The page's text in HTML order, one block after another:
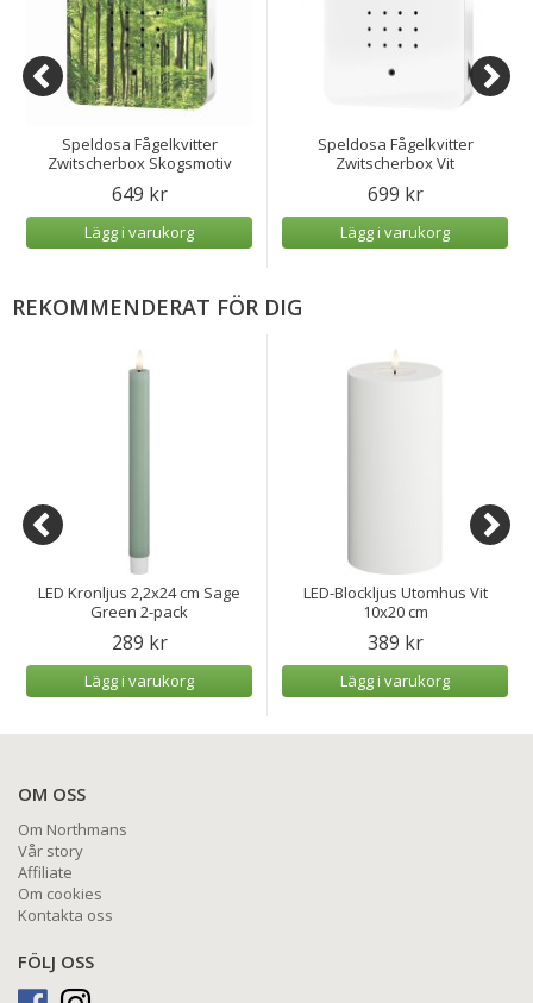
Speldosa Fågelkvitter
Zwitscherbox Skogsmotiv
649 kr
Lägg i varukorg
Speldosa Fågelkvitter
Zwitscherbox Vit
699 kr
Lägg i varukorg
REKOMMENDERAT FÖR DIG
LED Kronljus 2,2x24 cm Sage
Green 2-pack
289 kr
Lägg i varukorg
LED-Blockljus Utomhus Vit
10x20 cm
389 kr
Lägg i varukorg
OM OSS
Om Northmans
Vår story
Affiliate
Om cookies
Kontakta oss
FÖLJ OSS